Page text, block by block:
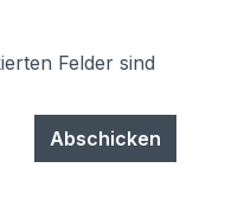
Felder sind
Abschicken